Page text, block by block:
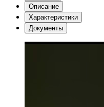
Описание
Характеристики
Документы